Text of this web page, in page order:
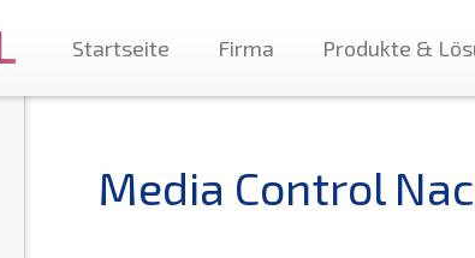
Startseite Firma Produkte &
Media Control